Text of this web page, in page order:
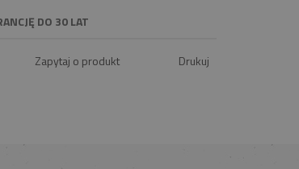
DO 30 LAT
Zapytaj o produkt Drukuj